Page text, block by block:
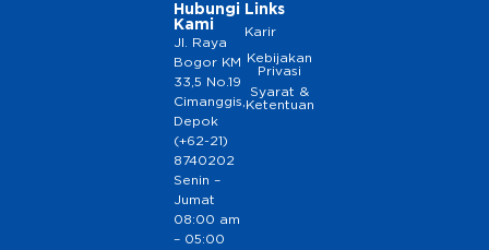
Hubungi
Kami
Jl. Raya
Bogor KM
33,5 No.19
Cimanggis,
Depok
(+62-21)
8740202
Senin –
Jumat
08:00 am
– 05:00
Links
Karir
Kebijakan
Privasi
Syarat &
Ketentuan